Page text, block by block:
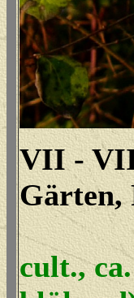
VII -
Gärten,
cult.,